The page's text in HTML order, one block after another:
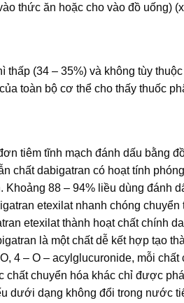
thức ăn hoặc cho vào đồ uống)
(34 – 35%) và không tùy
toàn bộ cơ thể cho thấy thuốc
tiêm tĩnh mạch đánh dấu bằng
chất dabigatran có hoạt tính
88 – 94% liều dùng đánh
etexilat nhanh chóng
etexilat thành hoạt chất chính
là một chất dễ kết hợp tạo
4 – O – acylglucuronide, mỗi
chất chuyển hóa khác chỉ được
dưới dạng không đổi trong nước